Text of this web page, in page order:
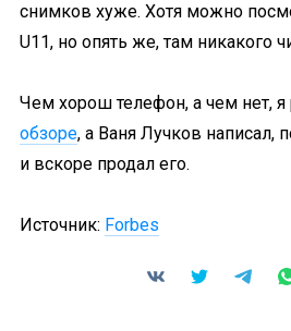
снимков хуже. Хотя можно
U11, но опять же, там никакого
Чем хорош телефон, а чем нет, я
обзоре, а Ваня Лучков написал,
и вскоре продал его.
Источник: Forbes